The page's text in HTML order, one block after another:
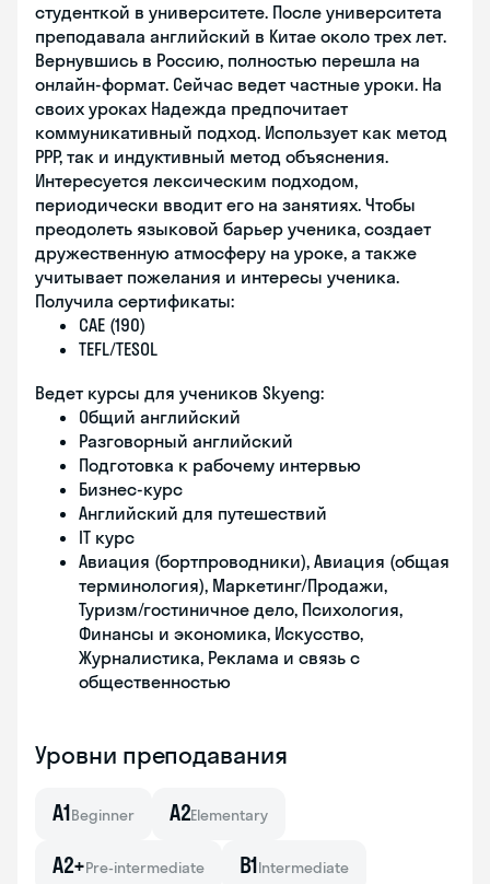
студенткой в университете. После университета
преподавала английский в Китае около трех лет.
Вернувшись в Россию, полностью перешла на
онлайн-формат. Сейчас ведет частные уроки. На
своих уроках Надежда предпочитает
коммуникативный подход. Использует как метод
PPP, так и индуктивный метод объяснения.
Интересуется лексическим подходом,
периодически вводит его на занятиях. Чтобы
преодолеть языковой барьер ученика, создает
дружественную атмосферу на уроке, а также
учитывает пожелания и интересы ученика.
Получила сертификаты:
CAE (190)
TEFL/TESOL
Ведет курсы для учеников Skyeng:
Общий английский
Разговорный английский
Подготовка к рабочему интервью
Бизнес-курс
Английский для путешествий
IT курс
Авиация (бортпроводники), Авиация (общая
терминология), Маркетинг/Продажи,
Туризм/гостиничное дело, Психология,
Финансы и экономика, Искусство,
Журналистика, Реклама и связь с
общественностью
Уровни преподавания
A1Beginner A2Elementary
A2+Pre-intermediate B1Intermediate